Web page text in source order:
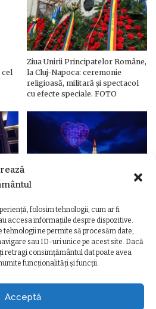
folosim tehnologii, cum ar fi
accesa informațiile despre dispozitive.
ne permite să procesăm date,
sau ID-uri unice pe acest site. Dacă
retragi consimțământul dat poate avea
funcționalități și funcții.
Acceptă
Ziua Unirii Principatelor Române,
la Cluj-Napoca: ceremonie
religioasă, militară și spectacol
cu efecte speciale. FOTO
Ziua Unirii la Cluj-Napoca.
Programul complet al
evenimentelor